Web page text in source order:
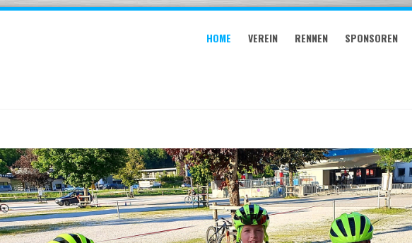
HOME VEREIN RENNEN SPONSOREN